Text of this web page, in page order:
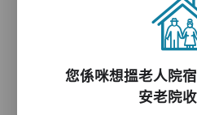
主管,助理員,護理員,保健
您係咪想搵老人院
安老院